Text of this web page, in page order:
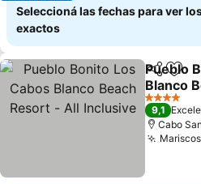
Seleccioná las fechas para ver
exactos
Pueblo
Blanco
Inclusive
4 Estrellas
9,1
Cabo